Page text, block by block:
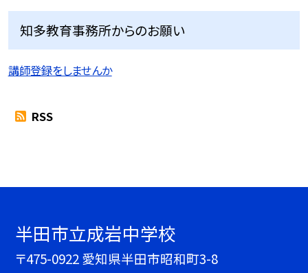
知多教育事務所からのお願い
講師登録をしませんか
RSS
半田市立成岩中学校
〒475-0922 愛知県半田市昭和町3-8